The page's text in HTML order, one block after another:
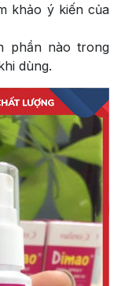
khảo ý kiến của
phần nào trong
dùng.